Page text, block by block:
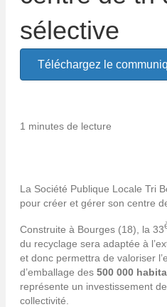
sélective
Téléchargez le
1 minutes de lecture
La Société Publique Locale Tri
pour créer et gérer son centre
Construite à Bourges (18), la 33
du recyclage sera adaptée à
et donc permettra de valoriser
d’emballage des 500 000
représente un investissement
collectivité.